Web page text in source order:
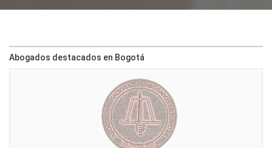
Abogados destacados en Bogotá